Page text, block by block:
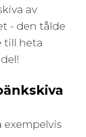
av
- den tålde
till heta
exempelvis